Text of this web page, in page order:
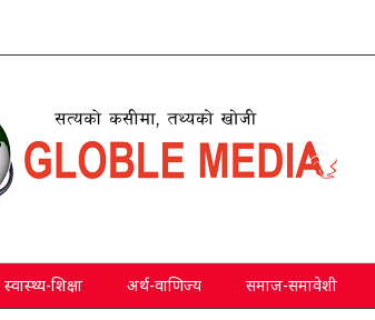
स्वास्थ्य-शिक्षा अर्थ-वाणिज्य समाज-समावेशी